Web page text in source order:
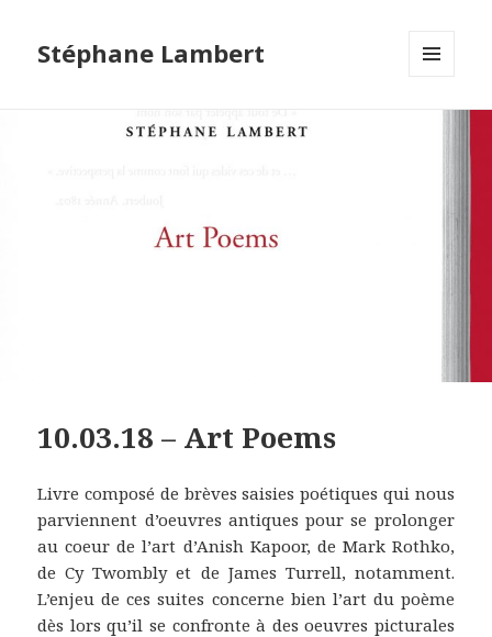
Stéphane Lambert
10.03.18 – Art Poems
Livre composé de brèves saisies poétiques qui nous
parviennent d’oeuvres antiques pour se prolonger
au coeur de l’art d’Anish Kapoor, de Mark Rothko,
de Cy Twombly et de James Turrell, notamment.
L’enjeu de ces suites concerne bien l’art du poème
dès lors qu’il se confronte à des oeuvres picturales